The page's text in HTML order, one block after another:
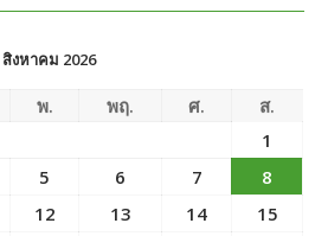
สิงหาคม 2026
พ. พฤ. ศ.
ส.
1
5 6 7
8
12 13 14
15